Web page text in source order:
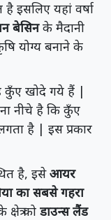
इसलिए यहां वर्षा
बेसिनके मैदानी
योग्य बनाने के
कुँए खोदे गये हैं |
नीचे है कि कुँए
है | इस प्रकार
है, इसेआयर
का सबसे गहरा
को डाउन्स लैंड